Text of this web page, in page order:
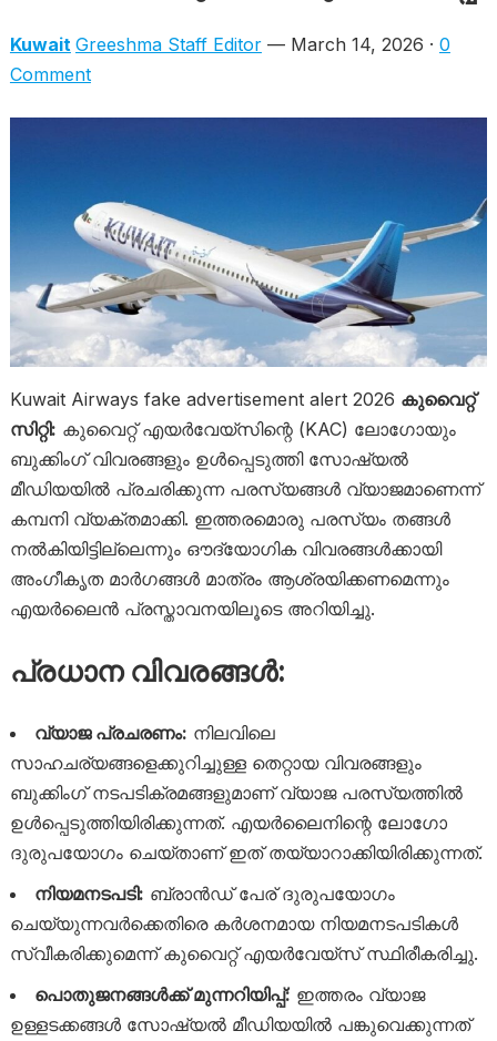
Kuwait Greeshma Staff Editor— March 14, 2026 · 0
Comment
Kuwait Airways fake advertisement alert 2026 കുവൈറ്റ്
സിറ്റി: കുവൈറ്റ് എയർവേയ്‌സിന്റെ (KAC) ലോഗോയും
ബുക്കിംഗ് വിവരങ്ങളും ഉൾപ്പെടുത്തി സോഷ്യൽ
മീഡിയയിൽ പ്രചരിക്കുന്ന പരസ്യങ്ങൾ വ്യാജമാണെന്ന്
കമ്പനി വ്യക്തമാക്കി. ഇത്തരമൊരു പരസ്യം തങ്ങൾ
നൽകിയിട്ടില്ലെന്നും ഔദ്യോഗിക വിവരങ്ങൾക്കായി
അംഗീകൃത മാർഗങ്ങൾ മാത്രം ആശ്രയിക്കണമെന്നും
എയർലൈൻ പ്രസ്താവനയിലൂടെ അറിയിച്ചു.
പ്രധാന വിവരങ്ങൾ:
വ്യാജ പ്രചരണം: നിലവിലെ
സാഹചര്യങ്ങളെക്കുറിച്ചുള്ള തെറ്റായ വിവരങ്ങളും
ബുക്കിംഗ് നടപടിക്രമങ്ങളുമാണ് വ്യാജ പരസ്യത്തിൽ
ഉൾപ്പെടുത്തിയിരിക്കുന്നത്. എയർലൈനിന്റെ ലോഗോ
ദുരുപയോഗം ചെയ്താണ് ഇത് തയ്യാറാക്കിയിരിക്കുന്നത്.
നിയമനടപടി: ബ്രാൻഡ് പേര് ദുരുപയോഗം
ചെയ്യുന്നവർക്കെതിരെ കർശനമായ നിയമനടപടികൾ
സ്വീകരിക്കുമെന്ന് കുവൈറ്റ് എയർവേയ്‌സ് സ്ഥിരീകരിച്ചു.
പൊതുജനങ്ങൾക്ക് മുന്നറിയിപ്പ്: ഇത്തരം വ്യാജ
ഉള്ളടക്കങ്ങൾ സോഷ്യൽ മീഡിയയിൽ പങ്കുവെക്കുന്നത്